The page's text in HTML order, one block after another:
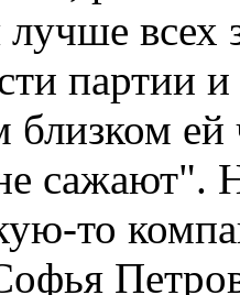
лучше
партии
близком ей
сажают".
то